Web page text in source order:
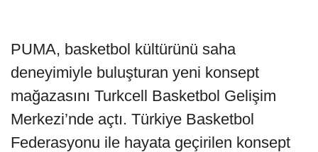
PUMA, basketbol kültürünü saha
deneyimiyle buluşturan yeni konsept
mağazasını Turkcell Basketbol Gelişim
Merkezi’nde açtı. Türkiye Basketbol
Federasyonu ile hayata geçirilen konsept